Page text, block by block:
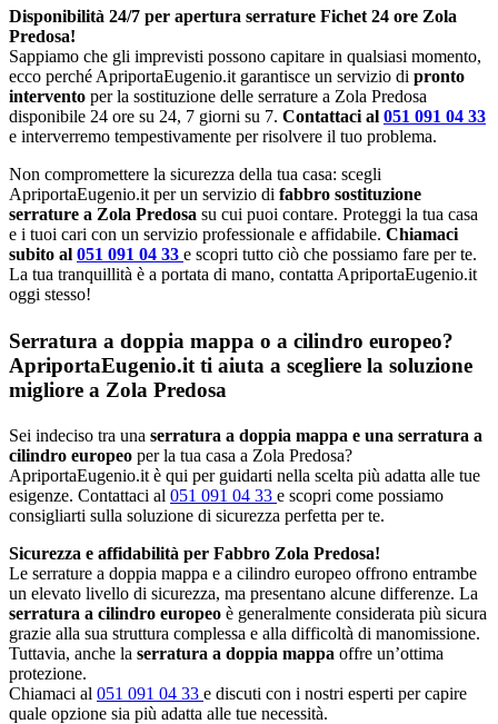
Disponibilità 24/7 per apertura serrature Fichet 24 ore Zola
Predosa!
Sappiamo che gli imprevisti possono capitare in qualsiasi momento,
ecco perché ApriportaEugenio.it garantisce un servizio di pronto
intervento per la sostituzione delle serrature a Zola Predosa
disponibile 24 ore su 24, 7 giorni su 7. Contattaci al 051 091 04 33
e interverremo tempestivamente per risolvere il tuo problema.
Non compromettere la sicurezza della tua casa: scegli
ApriportaEugenio.it per un servizio di fabbro sostituzione
serrature a Zola Predosa su cui puoi contare. Proteggi la tua casa
e i tuoi cari con un servizio professionale e affidabile. Chiamaci
subito al 051 091 04 33 e scopri tutto ciò che possiamo fare per te.
La tua tranquillità è a portata di mano, contatta ApriportaEugenio.it
oggi stesso!
Serratura a doppia mappa o a cilindro europeo?
ApriportaEugenio.it ti aiuta a scegliere la soluzione
migliore a Zola Predosa
Sei indeciso tra una serratura a doppia mappa e una serratura a
cilindro europeo per la tua casa a Zola Predosa?
ApriportaEugenio.it è qui per guidarti nella scelta più adatta alle tue
esigenze. Contattaci al 051 091 04 33 e scopri come possiamo
consigliarti sulla soluzione di sicurezza perfetta per te.
Sicurezza e affidabilità per Fabbro Zola Predosa!
Le serrature a doppia mappa e a cilindro europeo offrono entrambe
un elevato livello di sicurezza, ma presentano alcune differenze. La
serratura a cilindro europeo è generalmente considerata più sicura
grazie alla sua struttura complessa e alla difficoltà di manomissione.
Tuttavia, anche la serratura a doppia mappa offre un’ottima
protezione.
Chiamaci al 051 091 04 33 e discuti con i nostri esperti per capire
quale opzione sia più adatta alle tue necessità.